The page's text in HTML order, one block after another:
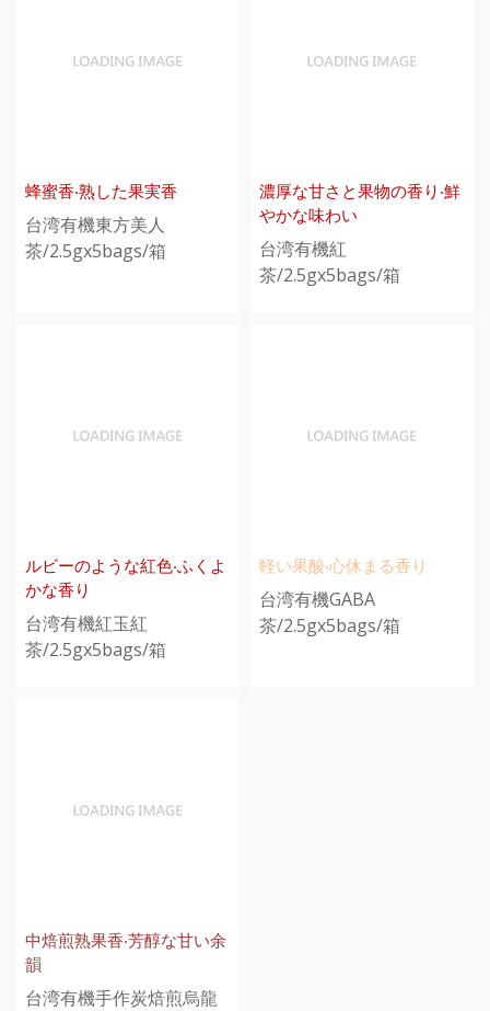
蜂蜜香‧熟した果実香
台湾有機東方美人
茶/2.5gx5bags/箱
濃厚な甘さと果物の香り‧鮮
やかな味わい
台湾有機紅
茶/2.5gx5bags/箱
ルビーのような紅色‧ふくよ
かな香り
台湾有機紅玉紅
茶/2.5gx5bags/箱
軽い果酸‧心休まる香り
台湾有機GABA
茶/2.5gx5bags/箱
中焙煎熟果香‧芳醇な甘い余
韻
台湾有機手作炭焙煎烏龍